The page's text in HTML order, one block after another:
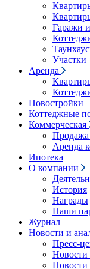
Гаражи
Участки
Аренда
Новостройки
Коттеджные
Коммерческая
Продажа
Аренда
Ипотека
О компании
История
Награды
Наши
Журнал
Новости и
Пресс-
Новости
Новости